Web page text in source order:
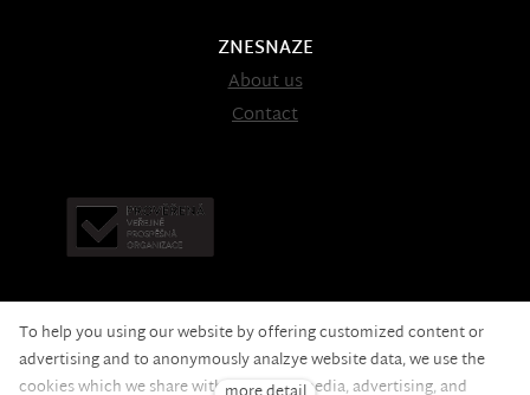
ZNESNAZE
About us
Contact
To help you using our website by offering customized content or
advertising and to anonymously analzye website data, we use the
cookies which we share with our social media, advertising, and